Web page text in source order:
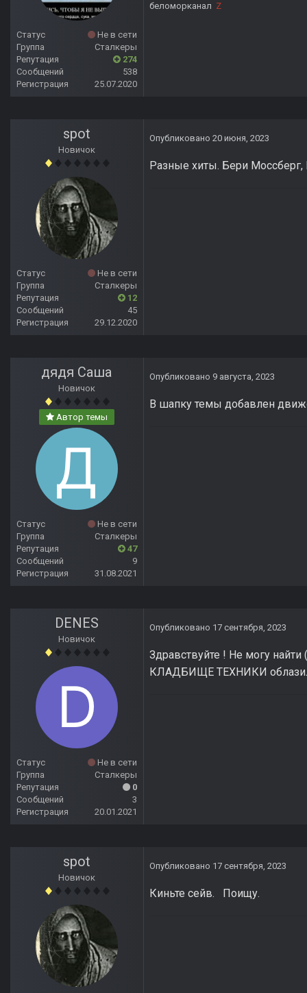
Статус
Не в сети
Группа
Сталкеры
Репутация
274
Сообщений
538
Регистрация
25.07.2020
беломорканал Z
spot
Новичок
Статус
Не в сети
Группа
Сталкеры
Репутация
12
Сообщений
45
Регистрация
29.12.2020
Опубликовано 20 июня, 2023
Разные хиты. Бери Моссберг,
дядя Саша
Новичок
Автор темы
Статус
Не в сети
Группа
Сталкеры
Репутация
47
Сообщений
9
Регистрация
31.08.2021
Опубликовано 9 августа, 2023
В шапку темы добавлен
DENES
Новичок
Статус
Не в сети
Группа
Сталкеры
Репутация
0
Сообщений
3
Регистрация
20.01.2021
Опубликовано 17 сентября, 2023
Здравствуйте ! Не могу
КЛАДБИЩЕ ТЕХНИКИ
spot
Новичок
Опубликовано 17 сентября, 2023
Киньте сейв. Поищу.